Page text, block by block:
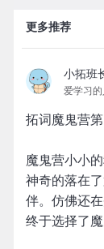
更多推荐
小拓班
拓词魔鬼营
魔鬼营小小
神奇的落在
伴。仿佛还
终于选择了